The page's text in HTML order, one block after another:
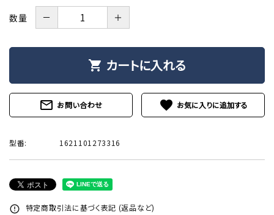
数量 － ＋
shopping_cart カートに入れる
mail_outline お問い合わせ favorite
型番: 1621101273316
error_outline 特定商取引法に基づく表記 (返品など)